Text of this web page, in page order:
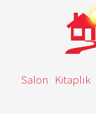
Salon Kitaplık